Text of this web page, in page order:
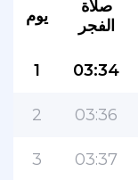
يوم
صلاة
الفجر
1 03:34
2 03:36
3 03:37